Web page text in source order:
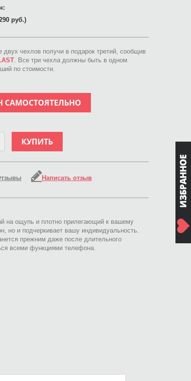
руб.)
двух чехлов получи в подарок третий, сообщив
. Все три чехла должны быть в одном
по стоимости.
САМОСТОЯТЕЛЬНО
КУПИТЬ
Написать отзыв
на ощупь и плотно прилегающий к вашему
но и подчеркивает вашу индивидуальность.
прежним даже после длительного
всеми функциями телефона.